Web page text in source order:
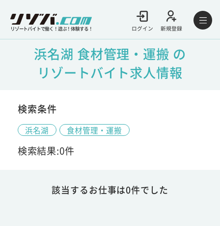
リゾートバイトで働く！遊ぶ！体験する！ ログイン 新規登録
浜名湖 食材管理・運搬 の
リゾートバイト求人情報
検索条件
浜名湖 食材管理・運搬
検索結果:0件
該当するお仕事は0件でした